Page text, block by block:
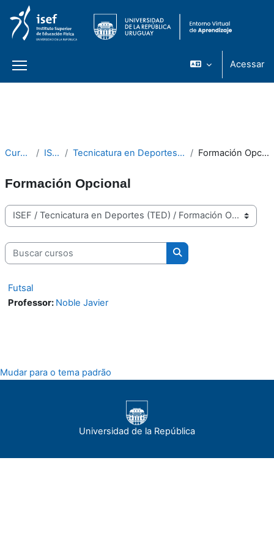
Painel lateral
Acessar
Cursos ISEF Tecnicatura en Deportes (TED) Formación Opcional
Formación Opcional
Categorias de Cursos
Buscar cursos
Buscar cursos
Futsal
Professor: Noble Javier
Mudar para o tema padrão
Universidad de la República